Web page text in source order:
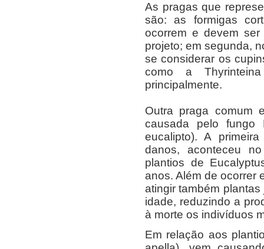
As pragas que
são: as formigas
ocorrem e devem
projeto; em segunda,
se considerar os
como a
principalmente.
Outra praga comum
causada pelo fungo
eucalipto). A
danos, aconteceu
plantios de
anos. Além de ocorrer
atingir também
idade, reduzindo a
à morte os indivíduos
Em relação aos